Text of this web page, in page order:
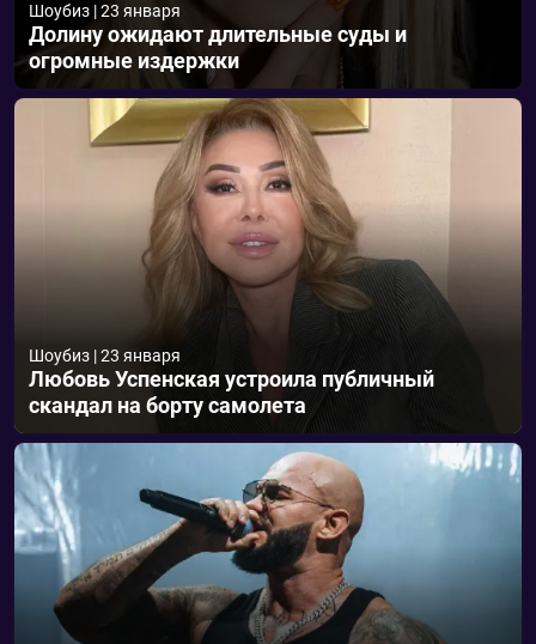
Шоубиз |23 января
Долину ожидают длительные суды и
огромные издержки
Шоубиз |23 января
Любовь Успенская устроила публичный
скандал на борту самолета